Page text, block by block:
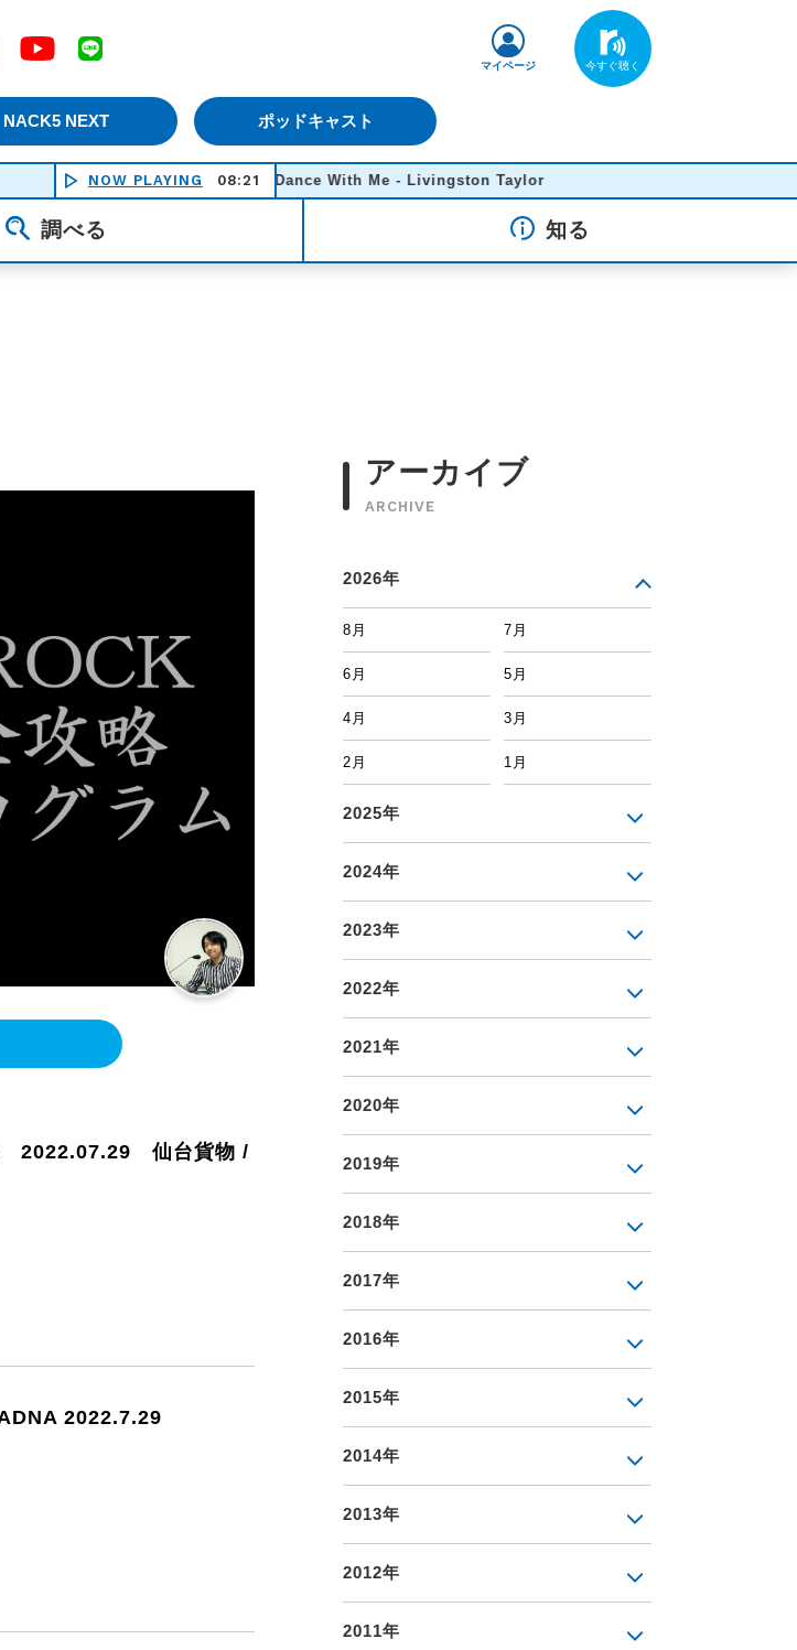
Facebook YouTube
NACK5 NEXT ポッドキャスト
マイページ
NOW PLAYING 08:21
Dance With Me - Livingston Taylor
調べる 知る
2022.07.29 仙台貨物 /
2022.7.29
アーカイブ
ARCHIVE
2026年
8月 7月
6月 5月
4月 3月
2月 1月
2025年
2024年
2023年
2022年
2021年
2020年
2019年
2018年
2017年
2016年
2015年
2014年
2013年
2012年
2011年